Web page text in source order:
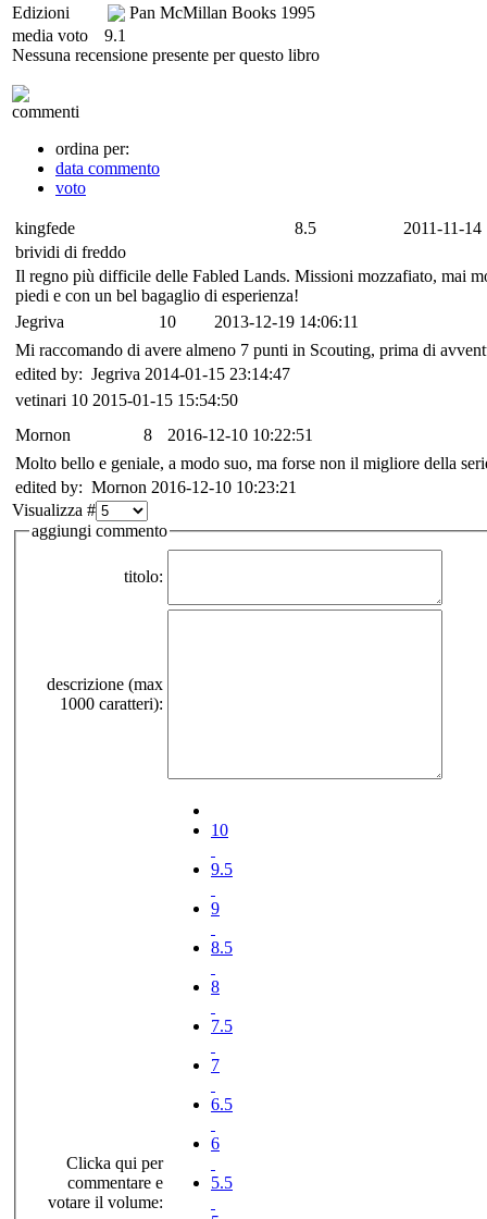
Edizioni
Pan McMillan Books 1995
media voto
9.1
Nessuna recensione presente per questo libro
commenti
ordina per:
data commento
voto
kingfede 8.5
2011-11-14
brividi di freddo
Il regno più difficile delle Fabled Lands. Missioni mozzafiato, mai
piedi e con un bel bagaglio di esperienza!
Jegriva
10
2013-12-19 14:06:11
Mi raccomando di avere almeno 7 punti in Scouting, prima di
edited by: Jegriva 2014-01-15 23:14:47
vetinari 10 2015-01-15 15:54:50
Mornon
8
2016-12-10 10:22:51
Molto bello e geniale, a modo suo, ma forse non il migliore della
edited by: Mornon 2016-12-10 10:23:21
Visualizza #
aggiungi commento
titolo:
descrizione (max
1000 caratteri):
Clicka qui per
commentare e
votare il volume:
10
9.5
9
8.5
8
7.5
7
6.5
6
5.5